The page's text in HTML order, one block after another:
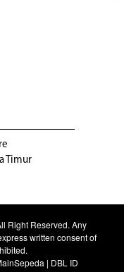
Timur
Right Reserved. Any
written consent of
| DBL ID